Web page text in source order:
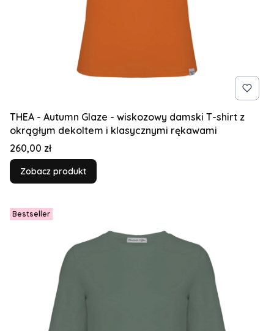
THEA - Autumn Glaze - wiskozowy damski T-shirt z
okrągłym dekoltem i klasycznymi rękawami
Cena
260,00 zł
Zobacz produkt
Bestseller